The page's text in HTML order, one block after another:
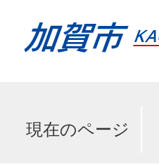
現在のページ